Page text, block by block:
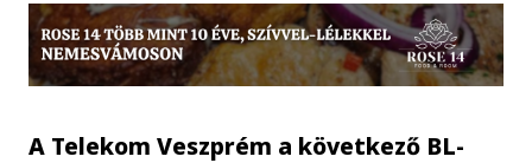
A Telekom Veszprém a következő BL-